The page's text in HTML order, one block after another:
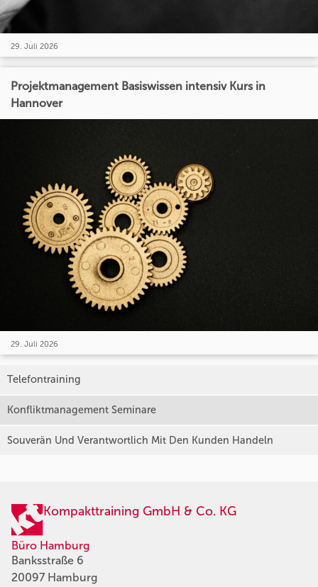
29. Juli 2026
Projektmanagement Basiswissen intensiv Kurs in
Hannover
29. Juli 2026
Telefontraining
Konfliktmanagement Seminare
Souverän Und Verantwortlich Mit Den Kunden Handeln
Kompakttraining GmbH & Co. KG
Büro Hamburg
Banksstraße 6
20097 Hamburg